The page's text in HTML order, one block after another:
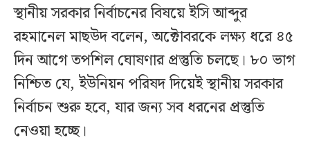
স্থানীয় সরকার নির্বাচনের বিষয়ে ইসি আব্দুর
রহমানেল মাছউদ বলেন, অক্টোবরকে লক্ষ্য ধরে ৪৫
দিন আগে তপশিল ঘোষণার প্রস্তুতি চলছে। ৮০ ভাগ
নিশ্চিত যে, ইউনিয়ন পরিষদ দিয়েই স্থানীয় সরকার
নির্বাচন শুরু হবে, যার জন্য সব ধরনের প্রস্তুতি
নেওয়া হচ্ছে।